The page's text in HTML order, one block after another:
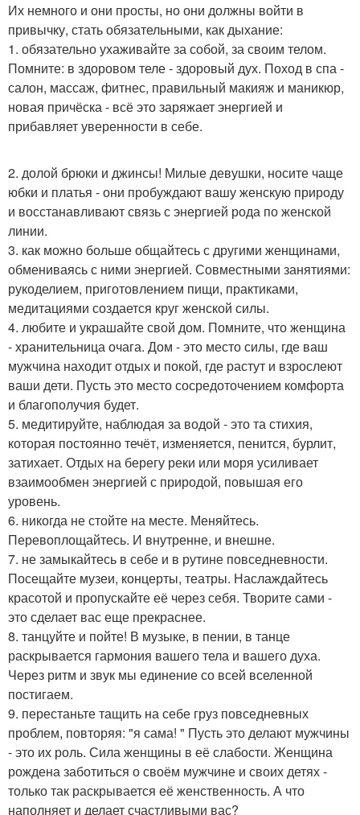
Их немного и они просты, но они должны войти в
привычку, стать обязательными, как дыхание:
1. обязательно ухаживайте за собой, за своим телом.
Помните: в здоровом теле - здоровый дух. Поход в спа -
салон, массаж, фитнес, правильный макияж и маникюр,
новая причёска - всё это заряжает энергией и
прибавляет уверенности в себе.
2. долой брюки и джинсы! Милые девушки, носите чаще
юбки и платья - они пробуждают вашу женскую природу
и восстанавливают связь с энергией рода по женской
линии.
3. как можно больше общайтесь с другими женщинами,
обмениваясь с ними энергией. Совместными занятиями:
рукоделием, приготовлением пищи, практиками,
медитациями создается круг женской силы.
4. любите и украшайте свой дом. Помните, что женщина
- хранительница очага. Дом - это место силы, где ваш
мужчина находит отдых и покой, где растут и взрослеют
ваши дети. Пусть это место сосредоточением комфорта
и благополучия будет.
5. медитируйте, наблюдая за водой - это та стихия,
которая постоянно течёт, изменяется, пенится, бурлит,
затихает. Отдых на берегу реки или моря усиливает
взаимообмен энергией с природой, повышая его
уровень.
6. никогда не стойте на месте. Меняйтесь.
Перевоплощайтесь. И внутренне, и внешне.
7. не замыкайтесь в себе и в рутине повседневности.
Посещайте музеи, концерты, театры. Наслаждайтесь
красотой и пропускайте её через себя. Творите сами -
это сделает вас еще прекраснее.
8. танцуйте и пойте! В музыке, в пении, в танце
раскрывается гармония вашего тела и вашего духа.
Через ритм и звук мы единение со всей вселенной
постигаем.
9. перестаньте тащить на себе груз повседневных
проблем, повторяя: "я сама! " Пусть это делают мужчины
- это их роль. Сила женщины в её слабости. Женщина
рождена заботиться о своём мужчине и своих детях -
только так раскрывается её женственность. А что
наполняет и делает счастливыми вас?